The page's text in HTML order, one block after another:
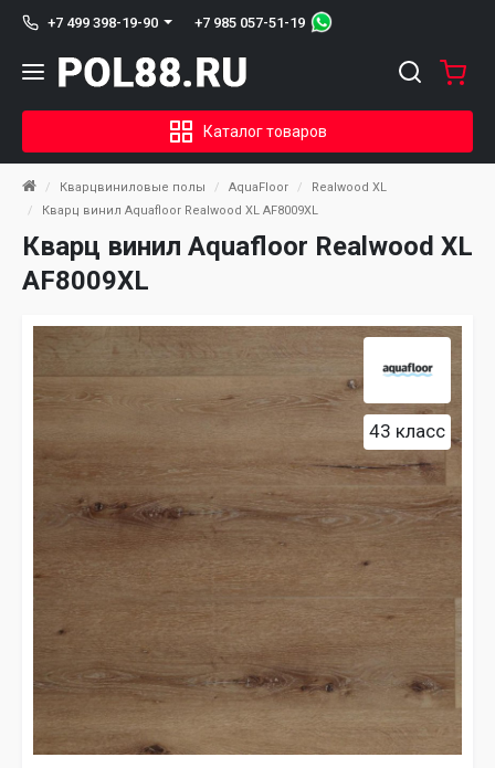
+7 499 398-19-90 +7 985 057-51-19
Каталог товаров
Кварцвиниловые полы AquaFloor
Realwood XL
Кварц винил Aquafloor Realwood XL AF8009XL
Кварц винил Aquafloor Realwood XL
AF8009XL
43 класс